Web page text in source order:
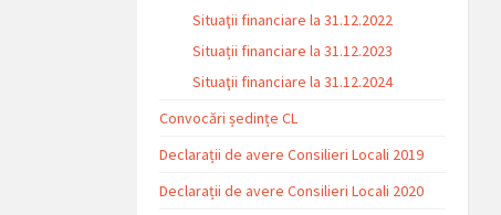
Situaţii financiare la 31.12.2022
Situații financiare la 31.12.2023
Situaţii financiare la 31.12.2024
Convocări ședințe CL
Declarații de avere Consilieri Locali 2019
Declarații de avere Consilieri Locali 2020